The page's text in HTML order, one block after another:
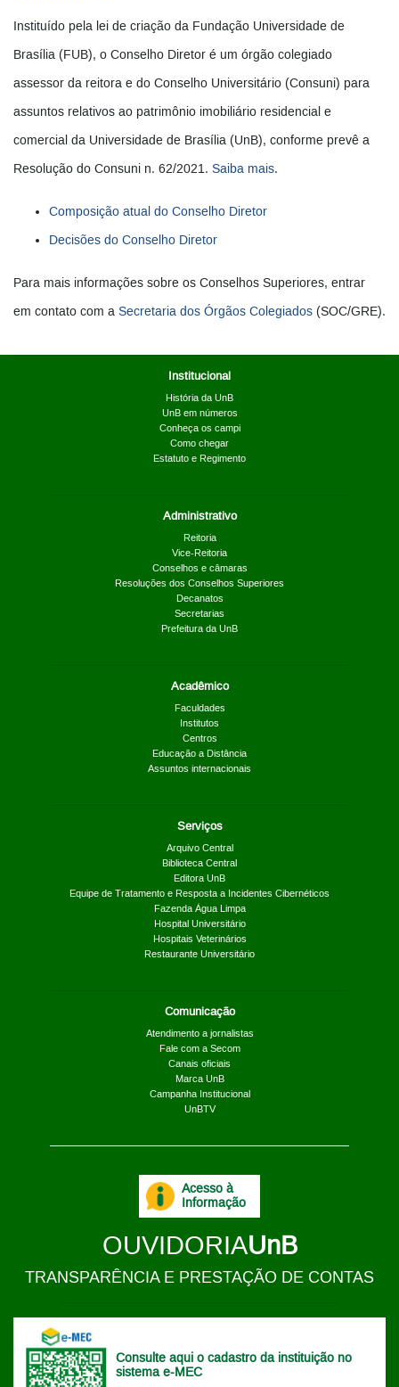
Instituído pela lei de criação da Fundação Universidade de
Brasília (FUB), o Conselho Diretor é um órgão colegiado
assessor da reitora e do Conselho Universitário (Consuni) para
assuntos relativos ao patrimônio imobiliário residencial e
comercial da Universidade de Brasília (UnB), conforme prevê a
Resolução do Consuni n. 62/2021. Saiba mais.
Composição atual do Conselho Diretor
Decisões do Conselho Diretor
Para mais informações sobre os Conselhos Superiores, entrar
em contato com a Secretaria dos Órgãos Colegiados (SOC/GRE).
Institucional
História da UnB
UnB em números
Conheça os campi
Como chegar
Estatuto e Regimento
Administrativo
Reitoria
Vice-Reitoria
Conselhos e câmaras
Resoluções dos Conselhos Superiores
Decanatos
Secretarias
Prefeitura da UnB
Acadêmico
Faculdades
Institutos
Centros
Educação a Distância
Assuntos internacionais
Serviços
Arquivo Central
Biblioteca Central
Editora UnB
Equipe de Tratamento e Resposta a Incidentes Cibernéticos
Fazenda Água Limpa
Hospital Universitário
Hospitais Veterinários
Restaurante Universitário
Comunicação
Atendimento a jornalistas
Fale com a Secom
Canais oficiais
Marca UnB
Campanha Institucional
UnBTV
Consulte aqui o cadastro da instituição no
sistema e-MEC
Acesso à
Informação
OUVIDORIAUnB
TRANSPARÊNCIA E PRESTAÇÃO DE CONTAS